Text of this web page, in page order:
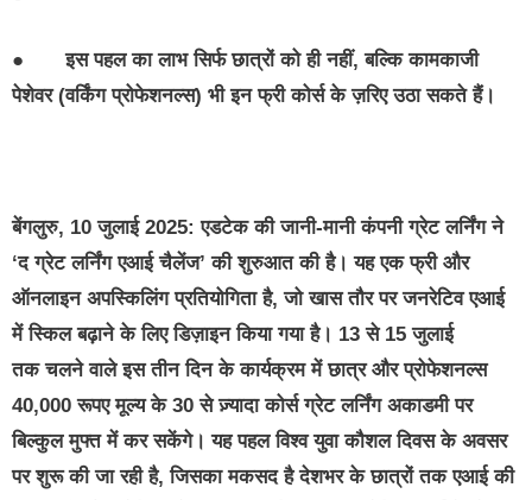
●इस पहल का लाभ सिर्फ छात्रों को ही नहीं, बल्कि कामकाजी
पेशेवर (वर्किंग प्रोफेशनल्स) भी इन फ्री कोर्स के ज़रिए उठा सकते हैं।
बेंगलुरु, 10 जुलाई 2025: एडटेक की जानी-मानी कंपनी ग्रेट लर्निंग ने
‘द ग्रेट लर्निंग एआई चैलेंज’ की शुरुआत की है। यह एक फ्री और
ऑनलाइन अपस्किलिंग प्रतियोगिता है, जो खास तौर पर जनरेटिव एआई
में स्किल बढ़ाने के लिए डिज़ाइन किया गया है। 13 से 15 जुलाई
तकचलने वाले इस तीन दिन के कार्यक्रम में छात्र और प्रोफेशनल्स
40,000 रूपए मूल्य के 30 से ज़्यादा कोर्स ग्रेट लर्निंग अकाडमी पर
बिल्कुल मुफ्त में कर सकेंगे। यह पहल विश्व युवा कौशल दिवस के अवसर
पर शुरू की जा रही है, जिसका मकसद है देशभर के छात्रों तक एआई की